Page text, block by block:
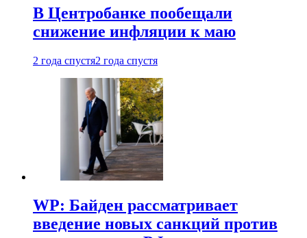
В Центробанке пообещали
снижение инфляции к маю
2 года спустя2 года спустя
WP: Байден рассматривает
введение новых санкций против